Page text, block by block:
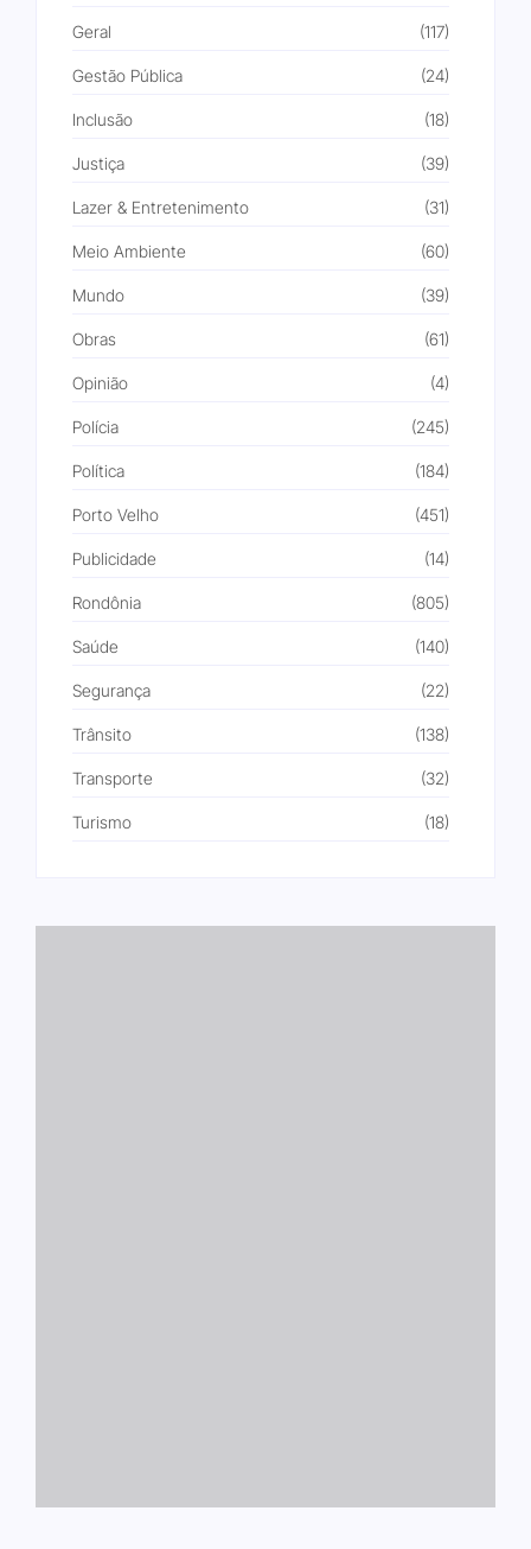
Geral (117)
Gestão Pública (24)
Inclusão (18)
Justiça (39)
Lazer & Entretenimento (31)
Meio Ambiente (60)
Mundo (39)
Obras (61)
Opinião (4)
Polícia (245)
Política (184)
Porto Velho (451)
Publicidade (14)
Rondônia (805)
Saúde (140)
Segurança (22)
Trânsito (138)
Transporte (32)
Turismo (18)